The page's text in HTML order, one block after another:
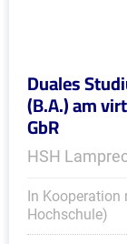
Duales
(B.A.) am
GbR
HSH
In Kooperation
Hochschule)